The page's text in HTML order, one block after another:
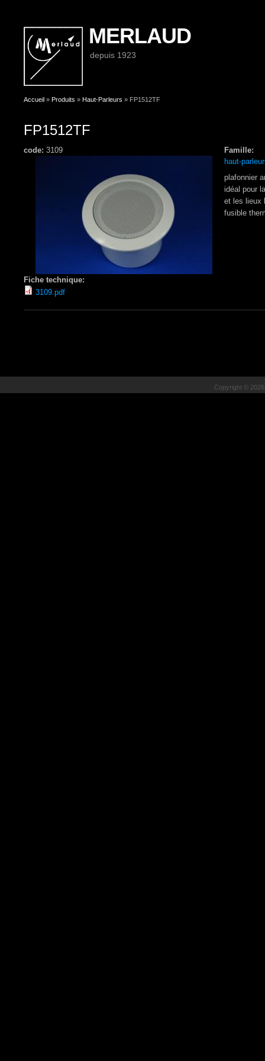
MERLAUD
depuis 1923
Vous êtes ici
Accueil » Produits » Haut-Parleurs » FP1512TF
FP1512TF
code: 3109
Fiche technique:
3109.pdf
Famille:
haut-
plafonnier
idéal pour
et les lieux
fusible
Copyright ©